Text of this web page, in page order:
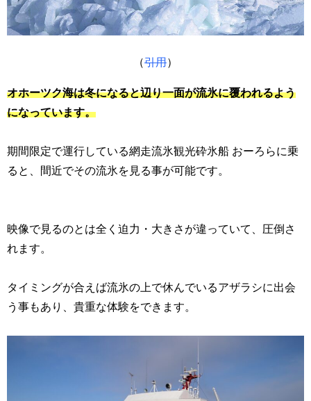
（引用）
オホーツク海は冬になると辺り一面が流氷に覆われるよう
になっています。
期間限定で運行している網走流氷観光砕氷船 おーろらに乗
ると、間近でその流氷を見る事が可能です。
映像で見るのとは全く迫力・大きさが違っていて、圧倒さ
れます。
タイミングが合えば流氷の上で休んでいるアザラシに出会
う事もあり、貴重な体験をできます。